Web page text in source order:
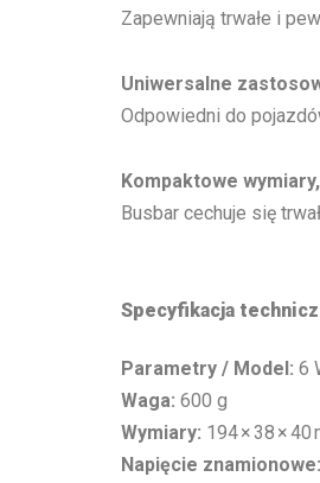
Zapewniają trwałe i
Uniwersalne
Odpowiedni do
Kompaktowe
Busbar cechuje się
Specyfikacja
Parametry / Model: 6
Waga: 600 g
Wymiary: 194 × 38 × 40
Napięcie znamionowe: